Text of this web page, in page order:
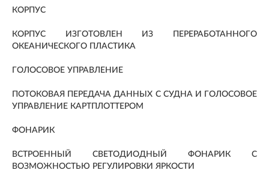
КОРПУС
КОРПУС ИЗГОТОВЛЕН ИЗ ПЕРЕРАБОТАННОГО
ОКЕАНИЧЕСКОГО ПЛАСТИКА
ГОЛОСОВОЕ УПРАВЛЕНИЕ
ПОТОКОВАЯ ПЕРЕДАЧА ДАННЫХ С СУДНА И ГОЛОСОВОЕ
УПРАВЛЕНИЕ КАРТПЛОТТЕРОМ
ФОНАРИК
ВСТРОЕННЫЙ СВЕТОДИОДНЫЙ ФОНАРИК С
ВОЗМОЖНОСТЬЮ РЕГУЛИРОВКИ ЯРКОСТИ